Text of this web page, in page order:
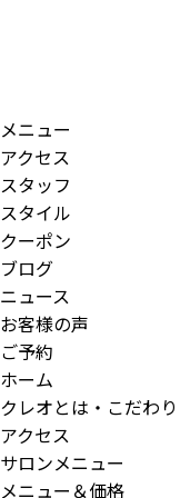
メニュー
アクセス
スタッフ
スタイル
クーポン
ブログ
ニュース
お客様の声
ご予約
ホーム
クレオとは・こだわり
アクセス
サロンメニュー
メニュー＆価格